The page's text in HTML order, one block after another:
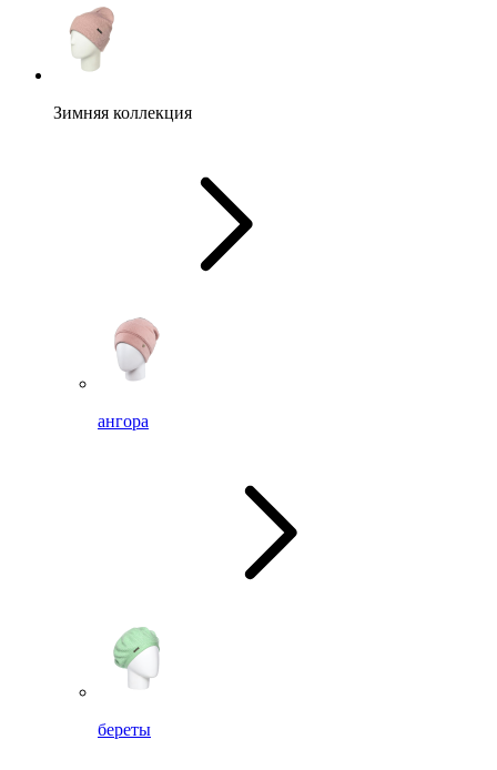
Зимняя коллекция
ангора
береты